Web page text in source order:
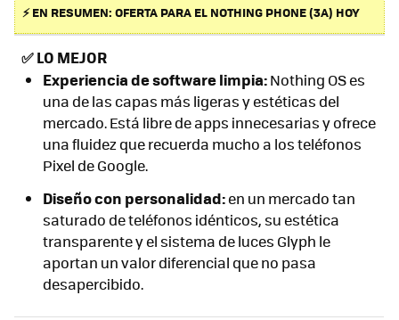
⚡ EN RESUMEN: OFERTA PARA EL NOTHING PHONE (3A) HOY
✅LO MEJOR
Experiencia de software limpia:Nothing OS es
una de las capas más ligeras y estéticas del
mercado. Está libre de apps innecesarias y ofrece
una fluidez que recuerda mucho a los teléfonos
Pixel de Google.
Diseño con personalidad:en un mercado tan
saturado de teléfonos idénticos, su estética
transparente y el sistema de luces Glyph le
aportan un valor diferencial que no pasa
desapercibido.